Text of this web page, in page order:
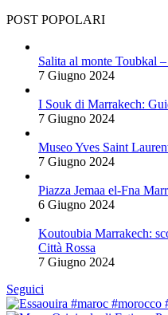
POST POPOLARI
Salita al monte Toubkal
7 Giugno 2024
I Souk di Marrakech:
7 Giugno 2024
Museo Yves Saint
7 Giugno 2024
Piazza Jemaa el-Fna
6 Giugno 2024
Koutoubia Marrakech:
Città Rossa
7 Giugno 2024
Seguici